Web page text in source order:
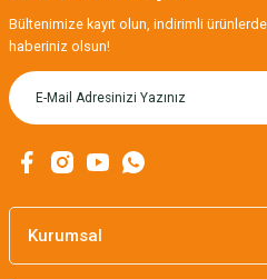
MIKNATISLI İĞNE TUTUCU-BAHAR
Bültenimize kayıt olun, indirimli
haberiniz olsun!
Kurumsal